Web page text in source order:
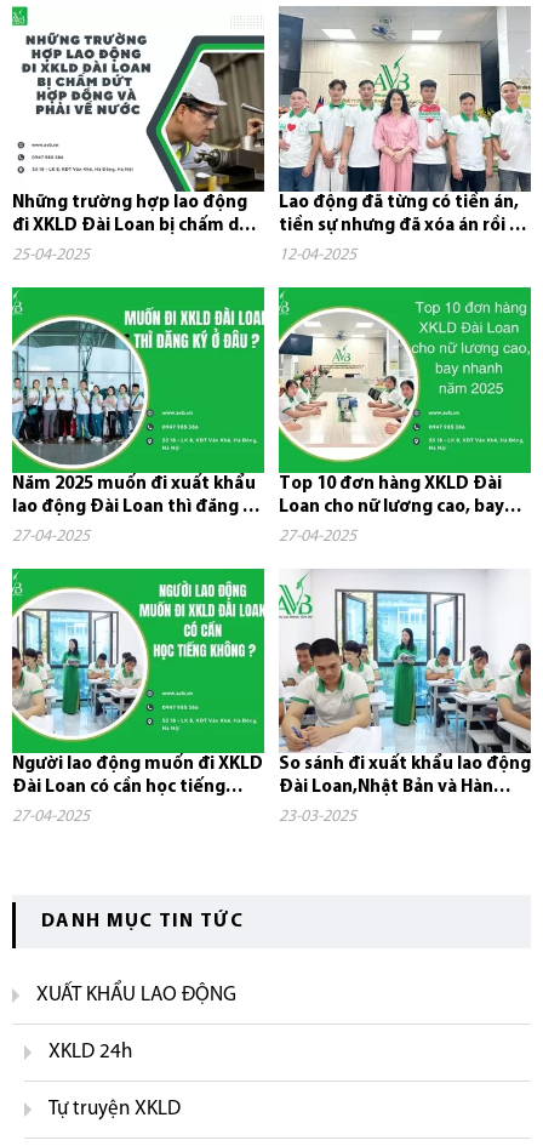
Những trường hợp lao động
đi XKLD Đài Loan bị chấm dứt
hợp đồng và phải về nước
25-04-2025
Lao động đã từng có tiền án,
tiền sự nhưng đã xóa án rồi có
đi xuất khẩu lao...
12-04-2025
Năm 2025 muốn đi xuất khẩu
lao động Đài Loan thì đăng ký
ở đâu?
27-04-2025
Top 10 đơn hàng XKLD Đài
Loan cho nữ lương cao, bay
nhanh năm 2025
27-04-2025
Người lao động muốn đi XKLD
Đài Loan có cần học tiếng
không?
27-04-2025
So sánh đi xuất khẩu lao động
Đài Loan,Nhật Bản và Hàn
Quốc
23-03-2025
DANH MỤC TIN TỨC
XUẤT KHẨU LAO ĐỘNG
XKLD 24h
Tự truyện XKLD